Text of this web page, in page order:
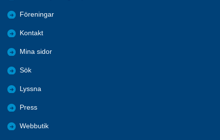
Föreningar
Kontakt
Mina sidor
Sök
Lyssna
Press
Webbutik